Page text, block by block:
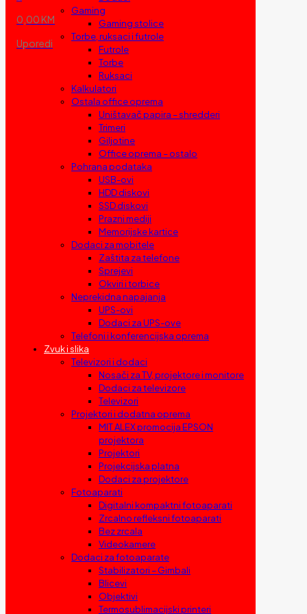
0,00 KM
Uporedi
Gaming
Gaming stolice
Torbe, ruksaci i futrole
Futrole
Torbe
Ruksaci
Kalkulatori
Ostala office oprema
Uništavač papira – shredderi
Trimeri
Giljotine
Office oprema – ostalo
Pohrana podataka
USB-ovi
HDD diskovi
SSD diskovi
Prazni mediji
Memorijske kartice
Dodaci za mobitele
Zaštita za telefone
Sprejevi
Okviri i torbice
Neprekidna napajanja
UPS-ovi
Dodaci za UPS-ove
Telefoni i konferencijska oprema
Zvuk i slika
Televizori i dodaci
Nosači za TV, projektore i monitore
Dodaci za televizore
Televizori
Projektori i dodatna oprema
MIT ALEX promocija EPSON
projektora
Projektori
Projekcijska platna
Dodaci za projektore
Fotoaparati
Digitalni kompaktni fotoaparati
Zrcalno refleksni fotoaparati
Bez zrcala
Videokamere
Dodaci za fotoaparate
Stabilizatori – Gimbali
Blicevi
Objektivi
Termosublimacijski printeri